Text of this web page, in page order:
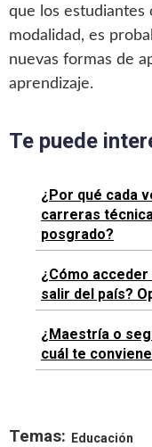
que los estudiantes
modalidad, es
nuevas formas de
aprendizaje.
Te puede
¿Por qué cada
carreras
posgrado?
¿Cómo
salir del país?
¿Maestría o
cuál te
Temas: Educación